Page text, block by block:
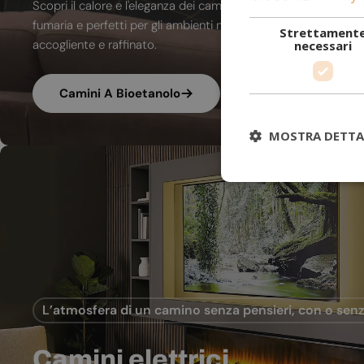
Scopri il calore e l'eleganza dei camini a bioetanolo. A
fumaria e perfetti per gli ambienti moderni, trasformano ogni
accogliente e raffinato.
Camini A Bioetanolo
L’atmosfera di un camino senza pensieri, con o
necessari
MOSTRA